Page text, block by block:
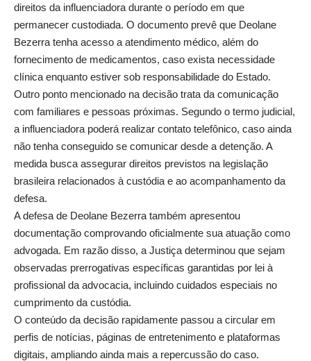
direitos da influenciadora durante o período em que
permanecer custodiada. O documento prevê que Deolane
Bezerra tenha acesso a atendimento médico, além do
fornecimento de medicamentos, caso exista necessidade
clínica enquanto estiver sob responsabilidade do Estado.
Outro ponto mencionado na decisão trata da comunicação
com familiares e pessoas próximas. Segundo o termo judicial,
a influenciadora poderá realizar contato telefônico, caso ainda
não tenha conseguido se comunicar desde a detenção. A
medida busca assegurar direitos previstos na legislação
brasileira relacionados à custódia e ao acompanhamento da
defesa.
A defesa de Deolane Bezerra também apresentou
documentação comprovando oficialmente sua atuação como
advogada. Em razão disso, a Justiça determinou que sejam
observadas prerrogativas específicas garantidas por lei à
profissional da advocacia, incluindo cuidados especiais no
cumprimento da custódia.
O conteúdo da decisão rapidamente passou a circular em
perfis de notícias, páginas de entretenimento e plataformas
digitais, ampliando ainda mais a repercussão do caso.